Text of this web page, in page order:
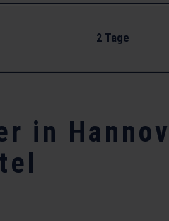
2 Tage
in